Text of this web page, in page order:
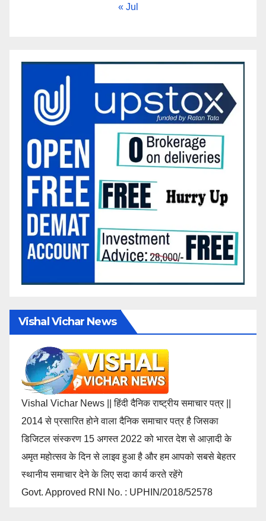
« Jul
Vishal Vichar News
Vishal Vichar News || हिंदी दैनिक राष्ट्रीय समाचार पत्र ||
2014 से प्रसारित होने वाला दैनिक समाचार पत्र है जिसका
डिजिटल संस्करण 15 अगस्त 2022 को भारत देश से आज़ादी के
अमृत महोत्सव के दिन से लाइव हुआ है और हम आपको सबसे बेहतर
स्थानीय समाचार देने के लिए सदा कार्य करते रहेंगे
Govt. Approved RNI No. : UPHIN/2018/52578